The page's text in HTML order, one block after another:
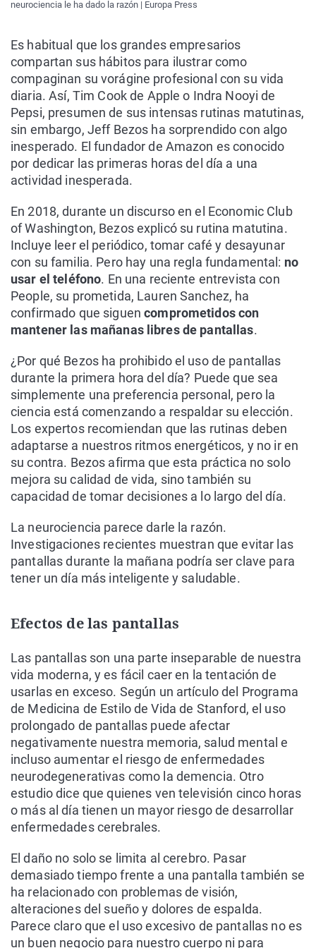
neurociencia le ha dado la razón | Europa Press
Es habitual que los grandes empresarios
compartan sus hábitos para ilustrar como
compaginan su vorágine profesional con su vida
diaria. Así, Tim Cook de Apple o Indra Nooyi de
Pepsi, presumen de sus intensas rutinas matutinas,
sin embargo, Jeff Bezos ha sorprendido con algo
inesperado. El fundador de Amazon es conocido
por dedicar las primeras horas del día a una
actividad inesperada.
En 2018, durante un discurso en el Economic Club
of Washington, Bezos explicó su rutina matutina.
Incluye leer el periódico, tomar café y desayunar
con su familia. Pero hay una regla fundamental: no
usar el teléfono. En una reciente entrevista con
People, su prometida, Lauren Sanchez, ha
confirmado que siguencomprometidos con
mantener las mañanas libres de pantallas.
¿Por qué Bezos ha prohibido el uso de pantallas
durante la primera hora del día? Puede que sea
simplemente una preferencia personal, pero la
ciencia está comenzando a respaldar su elección.
Los expertos recomiendan que las rutinas deben
adaptarse a nuestros ritmos energéticos, y no ir en
su contra. Bezos afirma que esta práctica no solo
mejora su calidad de vida, sino también su
capacidad de tomar decisiones a lo largo del día.
La neurociencia parece darle la razón.
Investigaciones recientes muestran que evitar las
pantallas durante la mañana podría ser clave para
tener un día más inteligente y saludable.
Efectos de las pantallas
Las pantallas son una parte inseparable de nuestra
vida moderna, y es fácil caer en la tentación de
usarlas en exceso. Según un artículo del Programa
de Medicina de Estilo de Vida de Stanford, el uso
prolongado de pantallas puede afectar
negativamente nuestra memoria, salud mental e
incluso aumentar el riesgo de enfermedades
neurodegenerativas como la demencia. Otro
estudio dice que quienes ven televisión cinco horas
o más al día tienen un mayor riesgo de desarrollar
enfermedades cerebrales.
El daño no solo se limita al cerebro. Pasar
demasiado tiempo frente a una pantalla también se
ha relacionado con problemas de visión,
alteraciones del sueño y dolores de espalda.
Parece claro que el uso excesivo de pantallas no es
un buen negocio para nuestro cuerpo ni para